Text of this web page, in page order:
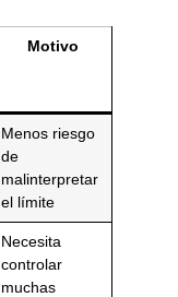
Motivo
Menos riesgo
de
malinterpretar
el límite
Necesita
controlar
muchas